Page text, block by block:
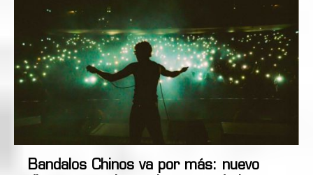
Bandalos Chinos va por más: nuevo